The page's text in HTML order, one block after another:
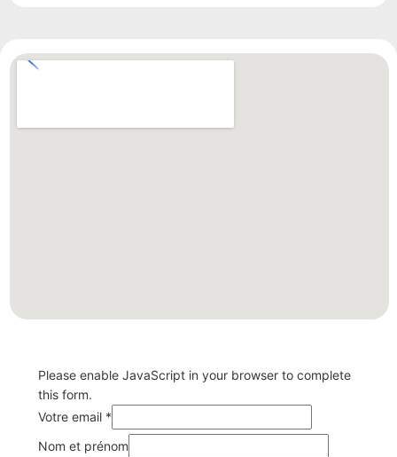
Please enable JavaScript in your browser to complete
this form.
Votre email *
Nom et prénom